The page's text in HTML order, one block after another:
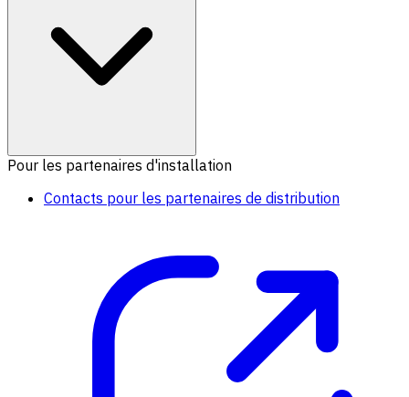
Pour les partenaires d'installation
Contacts pour les partenaires de distribution